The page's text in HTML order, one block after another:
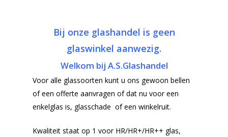
Bij onze glashandel is geen
glaswinkel aanwezig.
Welkom bij A.S.Glashandel
Voor alle glassoorten kunt u ons gewoon bellen
of een offerte aanvragen of dat nu voor een
enkelglas is, glasschade of een winkelruit.
Kwaliteit staat op 1 voor HR/HR+/HR++ glas,